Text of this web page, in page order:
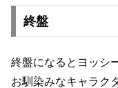
終盤
終盤になるとヨッシ
お馴染みなキャラク